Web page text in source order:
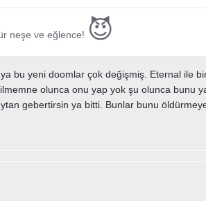
neşe ve eğlence! 😈
ya bu yeni doomlar çok değişmiş. Eternal ile
olunca onu yap yok şu olunca bunu
gebertirsin ya bitti. Bunlar bunu